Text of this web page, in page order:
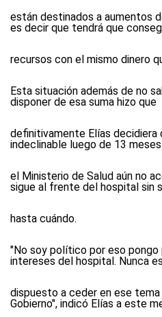
están destinados a aumentos
es decir que tendrá que
recursos con el mismo dinero
Esta situación además de no
disponer de esa suma hizo que
definitivamente Elías decidiera
indeclinable luego de 13
el Ministerio de Salud aún no
sigue al frente del hospital sin
hasta cuándo.
"No soy político por eso
intereses del hospital. Nunca
dispuesto a ceder en ese
Gobierno", indicó Elías a este